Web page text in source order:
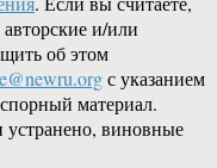
и/или
об этом
с указанием
материал.
устранено, виновные